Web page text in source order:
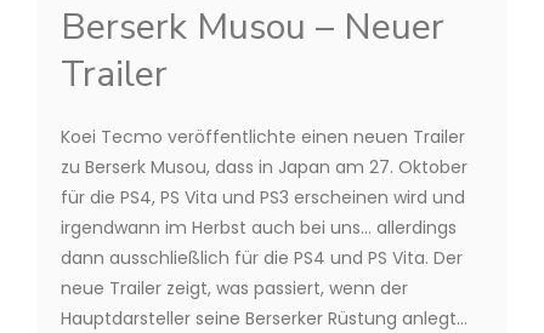
Berserk Musou – Neuer
Trailer
Koei Tecmo veröffentlichte einen neuen Trailer
zu Berserk Musou, dass in Japan am 27. Oktober
für die PS4, PS Vita und PS3 erscheinen wird und
irgendwann im Herbst auch bei uns… allerdings
dann ausschließlich für die PS4 und PS Vita. Der
neue Trailer zeigt, was passiert, wenn der
Hauptdarsteller seine Berserker Rüstung anlegt…